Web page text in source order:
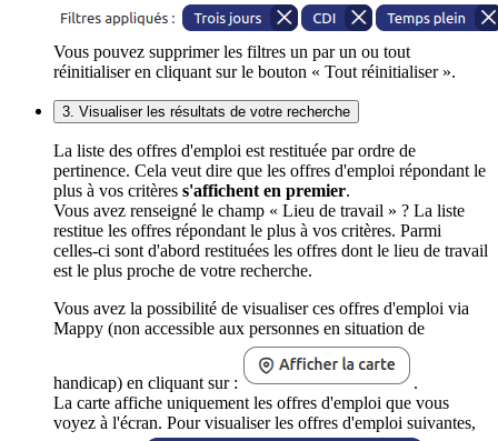
Vous pouvez supprimer les filtres un par un ou tout
réinitialiser en cliquant sur le bouton « Tout réinitialiser ».
3. Visualiser les résultats de votre recherche
La liste des offres d'emploi est restituée par ordre de
pertinence. Cela veut dire que les offres d'emploi répondant le
plus à vos critères s'affichent en premier.
Vous avez renseigné le champ « Lieu de travail » ? La liste
restitue les offres répondant le plus à vos critères. Parmi
celles-ci sont d'abord restituées les offres dont le lieu de travail
est le plus proche de votre recherche.
Vous avez la possibilité de visualiser ces offres d'emploi via
Mappy (non accessible aux personnes en situation de
handicap) en cliquant sur :
.
La carte affiche uniquement les offres d'emploi que vous
voyez à l'écran. Pour visualiser les offres d'emploi suivantes,